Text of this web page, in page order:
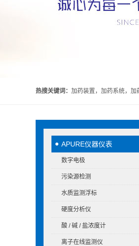
热搜关键词： 加药装置，加药系统，加
APURE仪器仪表
数字电极
污染源检测
水质监测浮标
硬度分析仪
酸 / 碱 / 盐浓度计
离子在线监测仪